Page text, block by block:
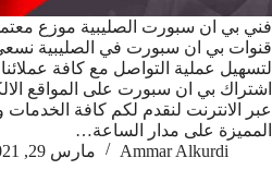
فني بي ان سبورت الصليبية موزع
قنوات بي ان سبورت في الصليبية نسعى
لتسهيل عملية التواصل مع كافة
اشتراك بي ان سبورت على المواقع
عبر الانترنت لنقدم لكم كافة
المميزة على مدار الساعة…
Ammar Alkurdi
مارس 29, 2021